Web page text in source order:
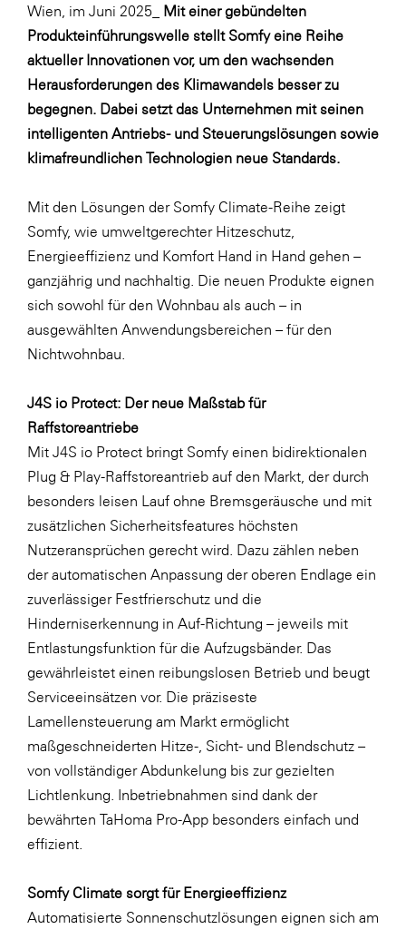
Fressnapf
FRoSTA
FV Energierohstoff & Kraftstoff
Gardena
Gas Connect Austria
GBV - Verband gemeinnütziger
Getzner Werkstoffe
Heimat Österreich
ikp
JELD-WEN DANA
LAT Nitrogen
Libro
Lidl Österreich
MTH Retail Group
OMV
OptimaMed
PAGRO
PHH Rechtsanwält:innen
Salesforce
sebamed
SeneCura
SERVICE&MORE
Somfy
Wien, im Juni 2025_ Mit einer gebündelten
Produkteinführungswelle stellt Somfy eine Reihe
aktueller Innovationen vor, um den wachsenden
Herausforderungen des Klimawandels besser zu
begegnen. Dabei setzt das Unternehmen mit seinen
intelligenten Antriebs- und Steuerungslösungen sowie
klimafreundlichen Technologien neue Standards.
Mit den Lösungen der Somfy Climate-Reihe zeigt
Somfy, wie umweltgerechter Hitzeschutz,
Energieeffizienz und Komfort Hand in Hand gehen –
ganzjährig und nachhaltig. Die neuen Produkte eignen
sich sowohl für den Wohnbau als auch – in
ausgewählten Anwendungsbereichen – für den
Nichtwohnbau.
J4S io Protect: Der neue Maßstab für
Raffstoreantriebe
Mit J4S io Protect bringt Somfy einen bidirektionalen
Plug & Play-Raffstoreantrieb auf den Markt, der durch
besonders leisen Lauf ohne Bremsgeräusche und mit
zusätzlichen Sicherheitsfeatures höchsten
Nutzeransprüchen gerecht wird. Dazu zählen neben
der automatischen Anpassung der oberen Endlage ein
zuverlässiger Festfrierschutz und die
Hinderniserkennung in Auf-Richtung – jeweils mit
Entlastungsfunktion für die Aufzugsbänder. Das
gewährleistet einen reibungslosen Betrieb und beugt
Serviceeinsätzen vor. Die präziseste
Lamellensteuerung am Markt ermöglicht
maßgeschneiderten Hitze-, Sicht- und Blendschutz –
von vollständiger Abdunkelung bis zur gezielten
Lichtlenkung. Inbetriebnahmen sind dank der
bewährten TaHoma Pro-App besonders einfach und
effizient.
Somfy Climate sorgt für Energieeffizienz
Automatisierte Sonnenschutzlösungen eignen sich am